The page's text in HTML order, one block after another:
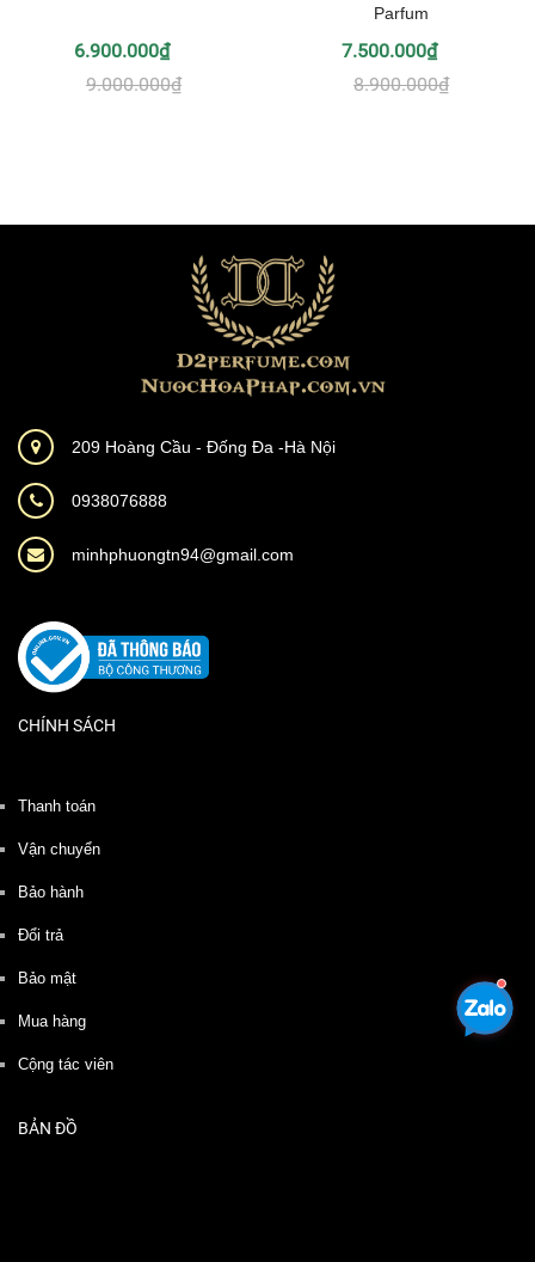
6.900.000₫
9.000.000₫
Parfum
7.500.000₫
8.900.000₫
209 Hoàng Cầu - Đống Đa -Hà Nội
0938076888
minhphuongtn94@gmail.com
CHÍNH SÁCH
Thanh toán
Vận chuyển
Bảo hành
Đổi trả
Bảo mật
Mua hàng
Cộng tác viên
BẢN ĐỒ